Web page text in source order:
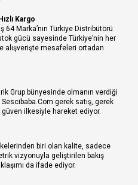
Kargo
64 Marka’nın Türkiye Distribütörü
gücü sayesinde Türkiye’nin her
alışverişte mesafeleri ortadan
Grup bünyesinde olmanın verdiği
gerek satış, gerek
ilkesiyle hareket ediyor.
biri olan kalite, sadece
vizyonuyla geliştirilen bakış
da ifade ediyor.